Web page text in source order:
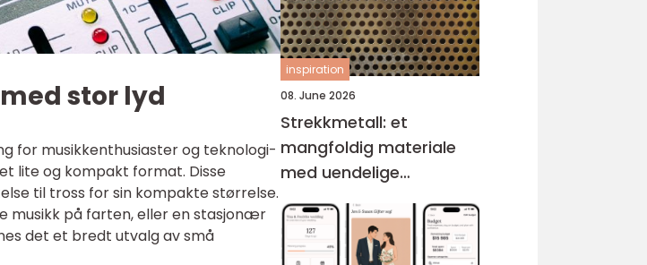
stor lyd
for musikkenthusiaster og teknologi-
lite og kompakt format. Disse
til tross for sin kompakte størrelse.
på farten, eller en stasjonær
det et bredt utvalg av små
inspiration
08. June 2026
Strekkmetall: et
mangfoldig materiale
med uendelige
muligheter